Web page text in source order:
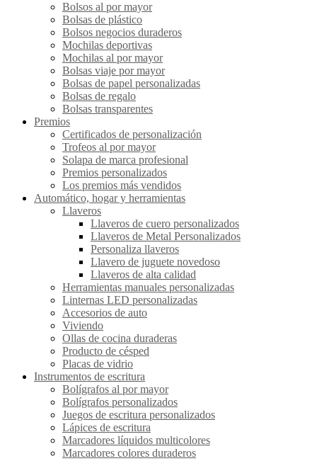
Bolsos al por mayor
Bolsas de plástico
Bolsos negocios duraderos
Mochilas deportivas
Mochilas al por mayor
Bolsas viaje por mayor
Bolsas de papel personalizadas
Bolsas de regalo
Bolsas transparentes
Premios
Certificados de personalización
Trofeos al por mayor
Solapa de marca profesional
Premios personalizados
Los premios más vendidos
Automático, hogar y herramientas
Llaveros
Llaveros de cuero personalizados
Llaveros de Metal Personalizados
Personaliza llaveros
Llavero de juguete novedoso
Llaveros de alta calidad
Herramientas manuales personalizadas
Linternas LED personalizadas
Accesorios de auto
Viviendo
Ollas de cocina duraderas
Producto de césped
Placas de vidrio
Instrumentos de escritura
Bolígrafos al por mayor
Bolígrafos personalizados
Juegos de escritura personalizados
Lápices de escritura
Marcadores líquidos multicolores
Marcadores colores duraderos